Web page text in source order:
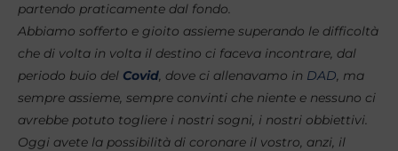
partendo praticamente dal fondo.
Abbiamo sofferto e gioito assieme superando le difficoltà
che di volta in volta il destino ci faceva incontrare, dal
periodo buio del Covid, dove ci allenavamo in DAD, ma
sempre assieme, sempre convinti che niente e nessuno ci
avrebbe potuto togliere i nostri sogni, i nostri obbiettivi.
Oggi avete la possibilità di coronare il vostro, anzi, il